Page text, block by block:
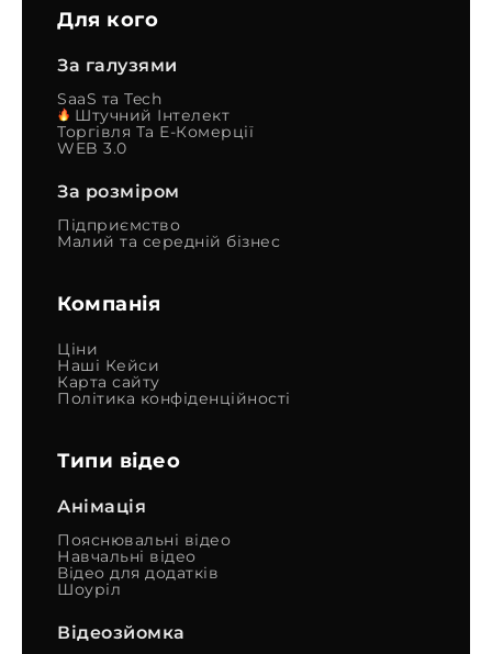
Для кого
За галузями
SaaS та Tech
Штучний Інтелект
Торгівля Та Е-Комерції
WEB 3.0
За розміром
Підприємство
Малий та середній бізнес
Компанія
Ціни
Наші Кейси
Карта сайту
Політика конфіденційності
Типи відео
Анімація
Пояснювальні відео
Навчальні відео
Відео для додатків
Шоуріл
Відеозйомка